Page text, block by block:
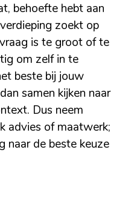
behoefte hebt aan
zoekt op
is te groot of te
om zelf in te
beste bij jouw
samen kijken naar
Dus neem
advies of maatwerk;
naar de beste keuze